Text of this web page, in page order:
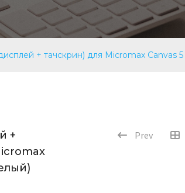
+ тачскрин) для Micromax Canvas
Prev
+